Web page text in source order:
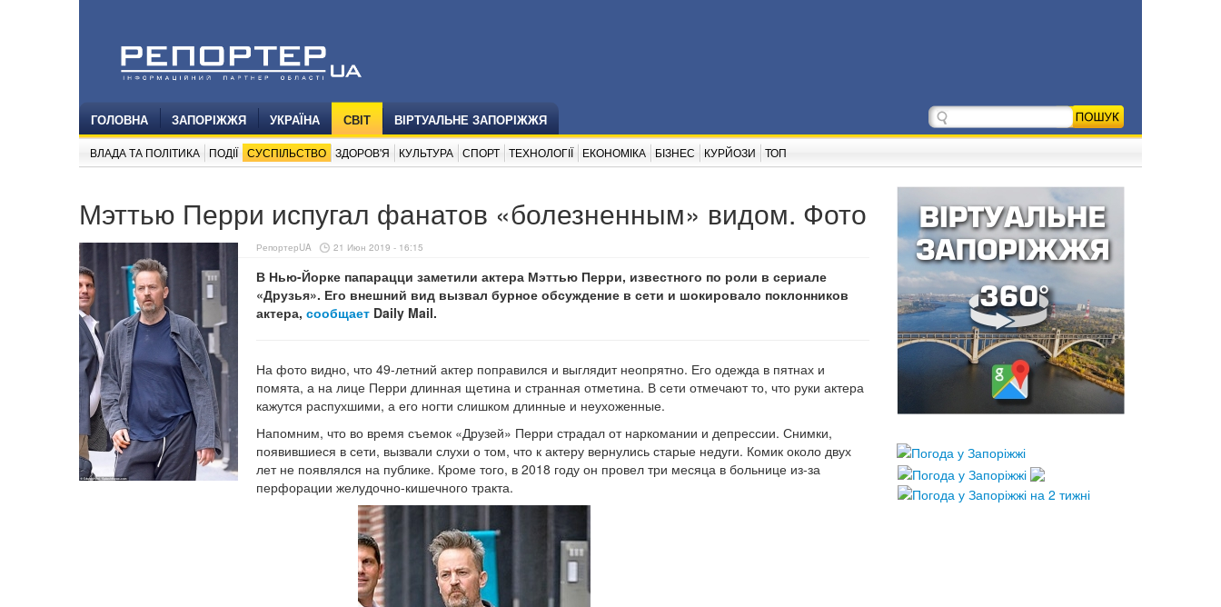
ГОЛОВНА ЗАПОРІЖЖЯ УКРАЇНА СВІТ ВІРТУАЛЬНЕ ЗАПОРІЖЖЯ
ВЛАДА ТА ПОЛІТИКА ПОДІЇ СУСПІЛЬСТВО ЗДОРОВ'Я КУЛЬТУРА СПОРТ ТЕХНОЛОГІЇ ЕКОНОМІКА БІЗНЕС КУРЙОЗИ ТОП
Мэттью Перри испугал фанатов «болезненным» видом. Фото
РепортерUA 21 Июн 2019 - 16:15
В Нью-Йорке папарацци заметили актера Мэттью Перри, известного по роли в сериале
«Друзья». Его внешний вид вызвал бурное обсуждение в сети и шокировало поклонников
актера, сообщает Daily Mail.
На фото видно, что 49-летний актер поправился и выглядит неопрятно. Его одежда в пятнах и
помята, а на лице Перри длинная щетина и странная отметина. В сети отмечают то, что руки актера
кажутся распухшими, а его ногти слишком длинные и неухоженные.
Напомним, что во время съемок «Друзей» Перри страдал от наркомании и депрессии. Снимки,
появившиеся в сети, вызвали слухи о том, что к актеру вернулись старые недуги. Комик около двух
лет не появлялся на публике. Кроме того, в 2018 году он провел три месяца в больнице из-за
перфорации желудочно-кишечного тракта.